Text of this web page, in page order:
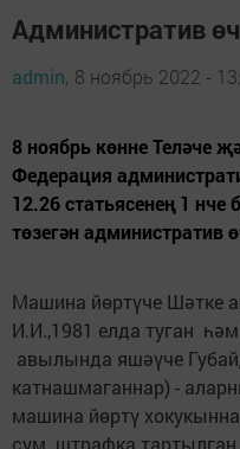
Административ
admin, 8 ноябрь 2022 -
8 ноябрь көнне Теләче
Федерация
12.26 статьясенең 1 нче
төзегән административ
Машина йөртүче Шәтке
И.И.,1981 елда туган
авылында яшәүче
катнашмаганнар) -
машина йөртү
сум штрафка тартылган.